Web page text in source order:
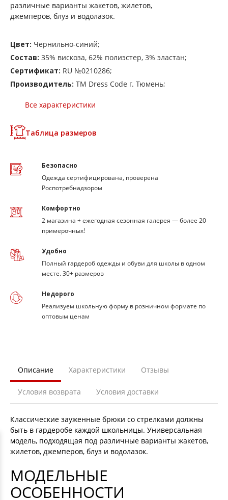
Таблица размеров
различные варианты жакетов, жилетов,
джемперов, блуз и водолазок.
Цвет: Чернильно-синий;
Состав: 35% вискоза, 62% полиэстер, 3% эластан;
Сертификат: RU №0210286;
Производитель: ТМ Dress Code г. Тюмень;
Все характеристики
Безопасно
Одежда сертифицирована, проверена
Роспотребнадзором
Комфортно
2 магазина + ежегодная сезонная галерея — более 20
примерочных!
Удобно
Полный гардероб одежды и обуви для школы в одном
месте. 30+ размеров
Недорого
Реализуем школьную форму в розничном формате по
оптовым ценам
Описание Характеристики Отзывы
Условия возврата Условия доставки
Классические зауженные брюки со стрелками должны
быть в гардеробе каждой школьницы. Универсальная
модель, подходящая под различные варианты жакетов,
жилетов, джемперов, блуз и водолазок.
МОДЕЛЬНЫЕ
ОСОБЕННОСТИ